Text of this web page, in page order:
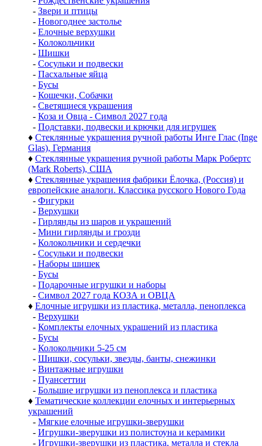
- Звери и птицы
- Новогоднее застолье
- Елочные верхушки
- Колокольчики
- Шишки
- Сосульки и подвески
- Пасхальные яйца
- Бусы
- Кошечки, Собачки
- Светящиеся украшения
- Коза и Овца - Символ 2027 года
- Подставки, подвески и крючки для игрушек
♦ Стеклянные украшения ручной работы Инге Глас (Inge
Glas), Германия
♦ Стеклянные украшения ручной работы Марк Робертс
(Mark Roberts), США
♦ Стеклянные украшения фабрики Ёлочка, (Россия) и
европейские аналоги. Классика русского Нового Года
- Фигурки
- Верхушки
- Гирлянды из шаров и украшений
- Мини гирлянды и грозди
- Колокольчики и сердечки
- Сосульки и подвески
- Наборы шишек
- Бусы
- Подарочные игрушки и наборы
- Символ 2027 года КОЗА и ОВЦА
♦ Елочные игрушки из пластика, металла, пеноплекса
- Верхушки
- Комплекты елочных украшений из пластика
- Бусы
- Колокольчики 5-25 см
- Шишки, сосульки, звезды, банты, снежинки
- Винтажные игрушки
- Пуансеттии
- Большие игрушки из пеноплекса и пластика
♦ Тематические коллекции елочных и интерьерных
украшений
- Мягкие елочные игрушки-зверушки
- Игрушки-зверушки из полистоуна и керамики
- Игрушки-зверушки из пластика, металла и стекла